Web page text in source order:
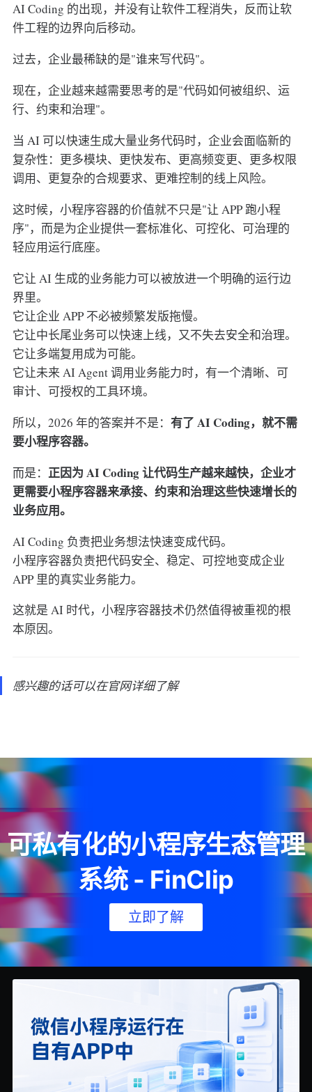
AI Coding 的出现，并没有让软件工程消失，反而让软
件工程的边界向后移动。
过去，企业最稀缺的是"谁来写代码"。
现在，企业越来越需要思考的是"代码如何被组织、运
行、约束和治理"。
当 AI 可以快速生成大量业务代码时，企业会面临新的
复杂性：更多模块、更快发布、更高频变更、更多权限
调用、更复杂的合规要求、更难控制的线上风险。
这时候，小程序容器的价值就不只是"让 APP 跑小程
序"，而是为企业提供一套标准化、可控化、可治理的
轻应用运行底座。
它让 AI 生成的业务能力可以被放进一个明确的运行边
界里。
它让企业 APP 不必被频繁发版拖慢。
它让中长尾业务可以快速上线，又不失去安全和治理。
它让多端复用成为可能。
它让未来 AI Agent 调用业务能力时，有一个清晰、可
审计、可授权的工具环境。
所以，2026 年的答案并不是： 有了 AI Coding，就不需
要小程序容器。
而是： 正因为 AI Coding 让代码生产越来越快，企业才
更需要小程序容器来承接、约束和治理这些快速增长的
业务应用。
AI Coding 负责把业务想法快速变成代码。
小程序容器负责把代码安全、稳定、可控地变成企业
APP 里的真实业务能力。
这就是 AI 时代，小程序容器技术仍然值得被重视的根
本原因。
感兴趣的话可以在官网详细了解
可私有化的小程序生态管理
系统 - FinClip
立即了解